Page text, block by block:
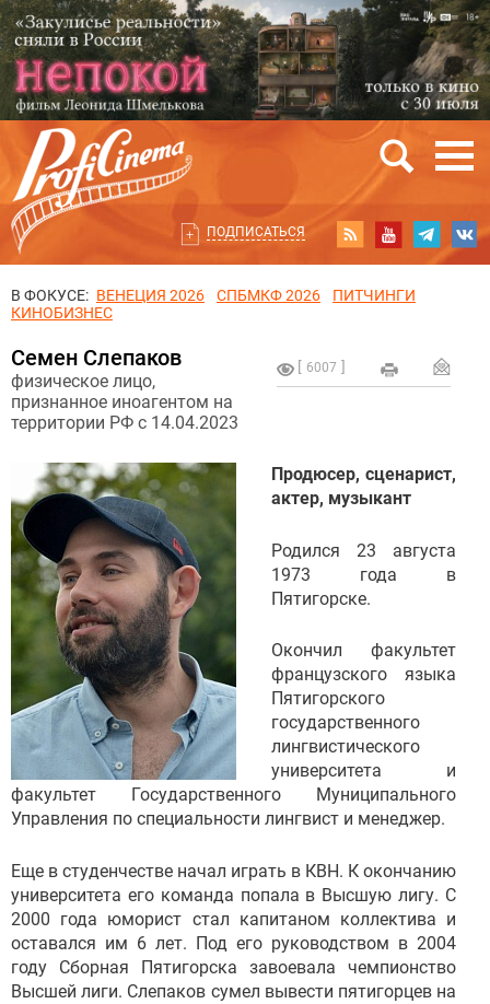
ПОДПИСАТЬСЯ
В ФОКУСЕ: ВЕНЕЦИЯ 2026 СПБМКФ 2026
ПИТЧИНГИ
КИНОБИЗНЕС
6007
Семен Слепаков
физическое лицо,
признанное иноагентом на
территории РФ с 14.04.2023
Продюсер, сценарист,
актер, музыкант
Родился 23 августа
1973 года в
Пятигорске.
Окончил факультет
французского языка
Пятигорского
государственного
лингвистического
университета и
факультет Государственного Муниципального
Управления по специальности лингвист и менеджер.
Еще в студенчестве начал играть в КВН. К окончанию
университета его команда попала в Высшую лигу. С
2000 года юморист стал капитаном коллектива и
оставался им 6 лет. Под его руководством в 2004
году Сборная Пятигорска завоевала чемпионство
Высшей лиги. Слепаков сумел вывести пятигорцев на